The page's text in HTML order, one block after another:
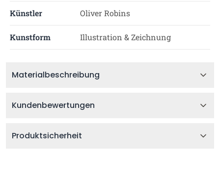
Künstler Oliver Robins
Kunstform Illustration & Zeichnung
Materialbeschreibung
Kundenbewertungen
Produktsicherheit